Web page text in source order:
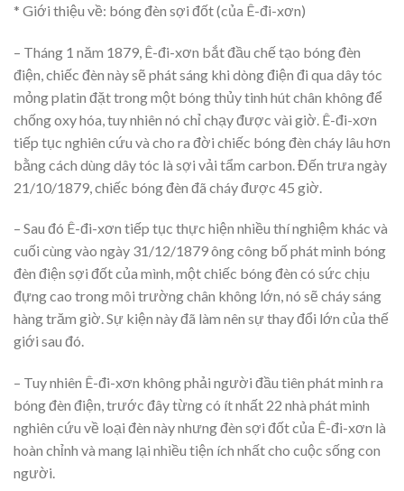
* Giới thiệu về: bóng đèn sợi đốt (của Ê-đi-xơn)
– Tháng 1 năm 1879, Ê-đi-xơn bắt đầu chế tạo bóng đèn
điện, chiếc đèn này sẽ phát sáng khi dòng điện đi qua dây tóc
mỏng platin đặt trong một bóng thủy tinh hút chân không để
chống oxy hóa, tuy nhiên nó chỉ chạy được vài giờ. Ê-đi-xơn
tiếp tục nghiên cứu và cho ra đời chiếc bóng đèn cháy lâu hơn
bằng cách dùng dây tóc là sợi vải tẩm carbon. Đến trưa ngày
21/10/1879, chiếc bóng đèn đã cháy được 45 giờ.
– Sau đó Ê-đi-xơn tiếp tục thực hiện nhiều thí nghiệm khác và
cuối cùng vào ngày 31/12/1879 ông công bố phát minh bóng
đèn điện sợi đốt của mình, một chiếc bóng đèn có sức chịu
đựng cao trong môi trường chân không lớn, nó sẽ cháy sáng
hàng trăm giờ. Sự kiện này đã làm nên sự thay đổi lớn của thế
giới sau đó.
– Tuy nhiên Ê-đi-xơn không phải người đầu tiên phát minh ra
bóng đèn điện, trước đây từng có ít nhất 22 nhà phát minh
nghiên cứu về loại đèn này nhưng đèn sợi đốt của Ê-đi-xơn là
hoàn chỉnh và mang lại nhiều tiện ích nhất cho cuộc sống con
người.